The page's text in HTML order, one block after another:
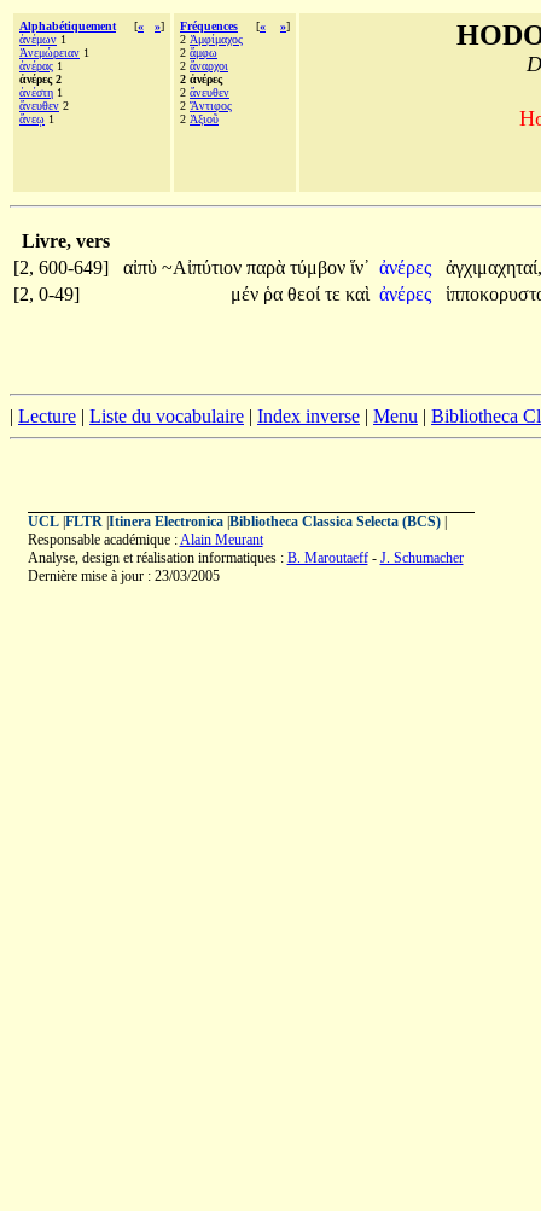
Alphabétiquement [« »]
ἀνέμων 1
Ἀνεμώρειαν 1
ἀνέρας 1
ἀνέρες 2
ἀνέστη 1
ἄνευθεν 2
ἄνεῳ 1
Fréquences [« »]
2 Ἀμφίμαχος
2 ἄμφω
2 ἄναρχοι
2 ἀνέρες
2 ἄνευθεν
2 Ἄντιφος
2 Ἀξιοῦ
Livre, vers
[2, 600-649]
αἰπὺ ~Αἰπύτιον παρὰ τύμβον ἵν᾽ ἀνέρες
ἀγχιμαχηταί,
[2, 0-49]
μέν ῥα θεοί τε καὶ ἀνέρες
| Lecture | Liste du vocabulaire | Index inverse | Menu | Bibliotheca
UCL| FLTR| Itinera Electronica| Bibliotheca Classica Selecta (BCS)|
Responsable académique :Alain Meurant
Analyse, design et réalisation informatiques : B. Maroutaeff- J. Schumacher
Dernière mise à jour : 23/03/2005